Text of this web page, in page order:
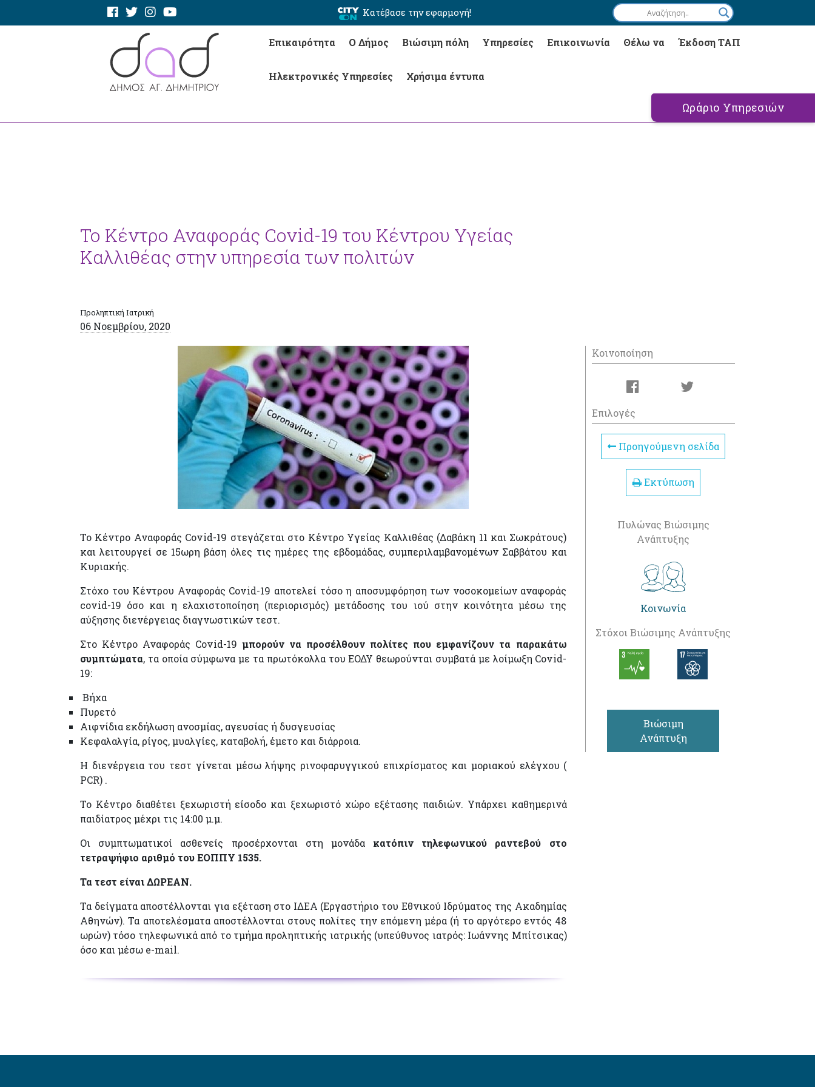
Κατέβασε την εφαρμογή!
Επικαιρότητα Ο Δήμος Βιώσιμη πόλη Υπηρεσίες Επικοινωνία Θέλω να Έκδοση ΤΑΠ
Ηλεκτρονικές Υπηρεσίες Χρήσιμα έντυπα
Ωράριο Υπηρεσιών
Το Κέντρο Αναφοράς Covid-19 του Κέντρου Υγείας
Καλλιθέας στην υπηρεσία των πολιτών
Προληπτική Ιατρική
06 Νοεμβρίου, 2020
Το Κέντρο Αναφοράς Covid-19 στεγάζεται στο Κέντρο Υγείας Καλλιθέας (Δαβάκη 11 και Σωκράτους)
και λειτουργεί σε 15ωρη βάση όλες τις ημέρες της εβδομάδας, συμπεριλαμβανομένων Σαββάτου και
Κυριακής.
Στόχο του Κέντρου Αναφοράς Covid-19 αποτελεί τόσο η αποσυμφόρηση των νοσοκομείων αναφοράς
covid-19 όσο και η ελαχιστοποίηση (περιορισμός) μετάδοσης του ιού στην κοινότητα μέσω της
αύξησης διενέργειας διαγνωστικών τεστ.
Στο Κέντρο Αναφοράς Covid-19μπορούν να προσέλθουν πολίτες που εμφανίζουν τα παρακάτω
συμπτώματα, τα οποία σύμφωνα με τα πρωτόκολλα του ΕΟΔΥ θεωρούνται συμβατά με λοίμωξη Covid-
19:
Βήχα
Πυρετό
Αιφνίδια εκδήλωση ανοσμίας, αγευσίας ή δυσγευσίας
Κεφαλαλγία, ρίγος, μυαλγίες, καταβολή, έμετο και διάρροια.
Η διενέργεια του τεστ γίνεται μέσω λήψης ρινοφαρυγγικού επιχρίσματος και μοριακού ελέγχου (
PCR) .
To Κέντρο διαθέτει ξεχωριστή είσοδο και ξεχωριστό χώρο εξέτασης παιδιών. Υπάρχει καθημερινά
παιδίατρος μέχρι τις 14:00 μ.μ.
Οι συμπτωματικοί ασθενείς προσέρχονται στη μονάδακατόπιν τηλεφωνικού ραντεβού στο
τετραψήφιο αριθμό του ΕΟΠΠΥ 1535.
Τα τεστ είναι ΔΩΡΕΑΝ.
Τα δείγματα αποστέλλονται για εξέταση στο ΙΔΕΑ (Εργαστήριο του Εθνικού Ιδρύματος της Ακαδημίας
Αθηνών). Τα αποτελέσματα αποστέλλονται στους πολίτες την επόμενη μέρα (ή το αργότερο εντός 48
ωρών) τόσο τηλεφωνικά από το τμήμα προληπτικής ιατρικής (υπεύθυνος ιατρός: Ιωάννης Μπίτσικας)
όσο και μέσω e-mail.
Κοινοποίηση
Επιλογές
Προηγούμενη σελίδα
Εκτύπωση
Πυλώνας Βιώσιμης
Ανάπτυξης
Κοινωνία
Στόχοι Βιώσιμης Ανάπτυξης
Βιώσιμη
Ανάπτυξη